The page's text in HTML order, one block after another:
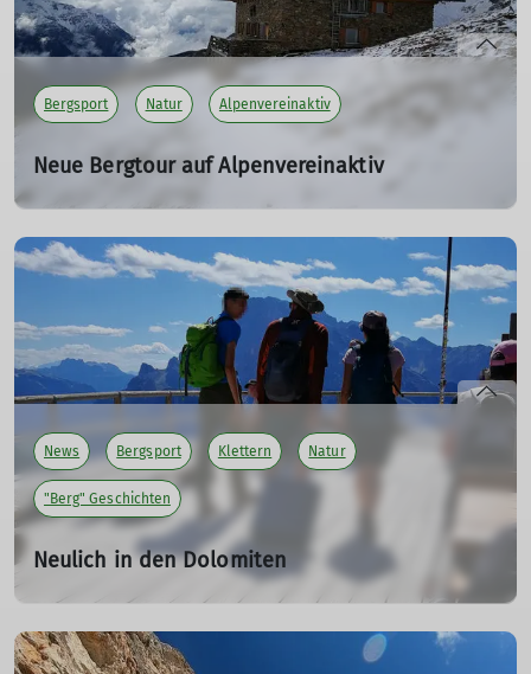
Bergsport Natur Alpenvereinaktiv
Neue Bergtour auf Alpenvereinaktiv
Unsere DAV Autoren haben eine neue Bergtour auf
Alpenvereinaktiv veröffentlicht. Diesmal eine Bergtour
aus dem Sommer in den Winterzur Oberetteshütteim
Vinschgau.
mehr erfahren
News Bergsport Klettern Natur
"Berg" Geschichten
Neulich in den Dolomiten
Zeitenwende
Die Zeiten ändern sich, sowohl am Berg als auch beim